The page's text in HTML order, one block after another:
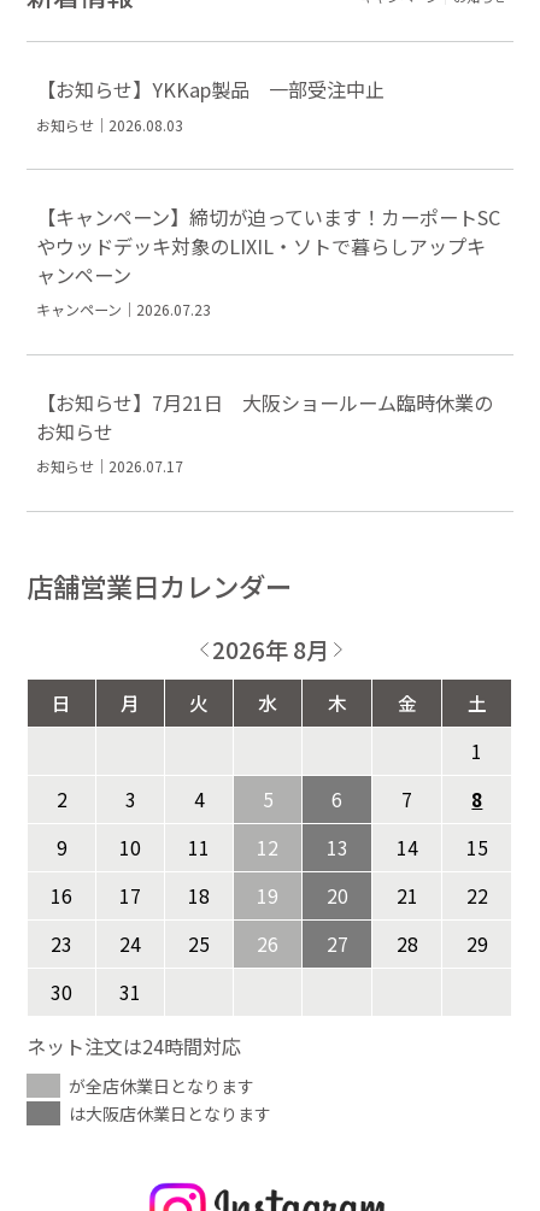
【お知らせ】YKKap製品 一部受注中止
お知らせ｜2026.08.03
【キャンペーン】締切が迫っています！カーポートSC
やウッドデッキ対象のLIXIL・ソトで暮らしアップキ
ャンペーン
キャンペーン｜2026.07.23
【お知らせ】7月21日 大阪ショールーム臨時休業の
お知らせ
お知らせ｜2026.07.17
店舗営業日カレンダー
2026年 8月
日 月 火 水 木 金
土
1
2
3 4 5 6 7
8
9
10 11 12 13 14
15
16
17 18 19 20 21
22
23
24 25 26 27 28
29
30
31
ネット注文は24時間対応
が全店休業日となります
は大阪店休業日となります